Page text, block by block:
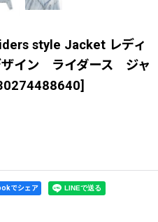
style Jacket レディ
イン ライダース ジャ
]
でシェア